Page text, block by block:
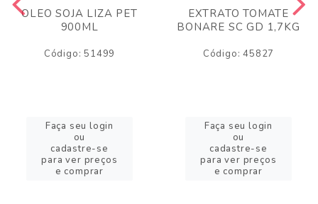
OLEO SOJA LIZA PET
900ML
Código: 51499
Faça seu login
ou
cadastre-se
para ver preços
e comprar
EXTRATO TOMATE
BONARE SC GD 1,7KG
Código: 45827
Faça seu login
ou
cadastre-se
para ver preços
e comprar